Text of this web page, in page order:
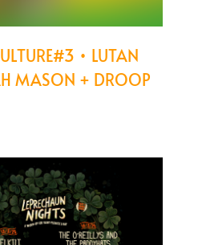
• LUTAN
MASON + DROOP